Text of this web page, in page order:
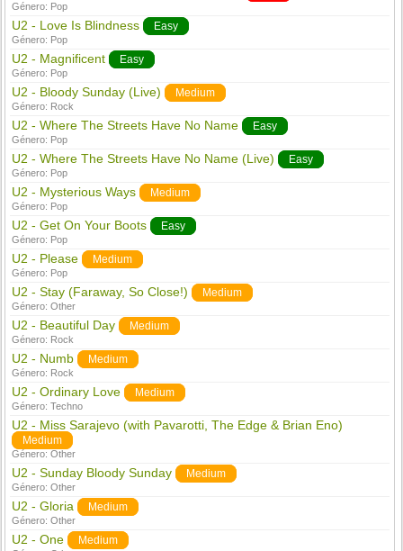
Género: Pop
U2 - Love Is Blindness Easy
Género: Pop
U2 - Magnificent Easy
Género: Pop
U2 - Bloody Sunday (Live) Medium
Género: Rock
U2 - Where The Streets Have No Name Easy
Género: Pop
U2 - Where The Streets Have No Name (Live) Easy
Género: Pop
U2 - Mysterious Ways Medium
Género: Pop
U2 - Get On Your Boots Easy
Género: Pop
U2 - Please Medium
Género: Pop
U2 - Stay (Faraway, So Close!) Medium
Género:Other
U2 - Beautiful Day Medium
Género: Rock
U2 - Numb Medium
Género: Rock
U2 - Ordinary Love Medium
Género:Techno
U2 - Miss Sarajevo (with Pavarotti, The Edge & Brian Eno)
Medium
Género:Other
U2 - Sunday Bloody Sunday Medium
Género:Other
U2 - Gloria Medium
Género:Other
U2 - One Medium